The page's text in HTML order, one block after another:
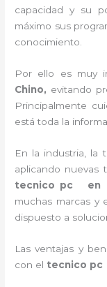
capacidad y su
máximo sus
conocimiento.
Por ello es muy
Chino, evitando
Principalmente
está toda la
En la industria, la
aplicando nuevas
tecnico pc en
muchas marcas y
dispuesto a
Las ventajas y
con el tecnico pc